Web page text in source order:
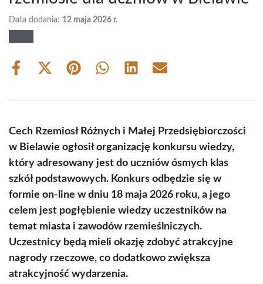
Data dodania: 12 maja 2026 r.
Share
Share
(Twitter)
Share Share Share Share
Cech Rzemiosł Różnych i Małej Przedsiębiorczości
w Bielawie ogłosił organizację konkursu wiedzy,
który adresowany jest do uczniów ósmych klas
szkół podstawowych. Konkurs odbędzie się w
formie on-line w dniu 18 maja 2026 roku, a jego
celem jest pogłębienie wiedzy uczestników na
temat miasta i zawodów rzemieślniczych.
Uczestnicy będą mieli okazję zdobyć atrakcyjne
nagrody rzeczowe, co dodatkowo zwiększa
atrakcyjność wydarzenia.